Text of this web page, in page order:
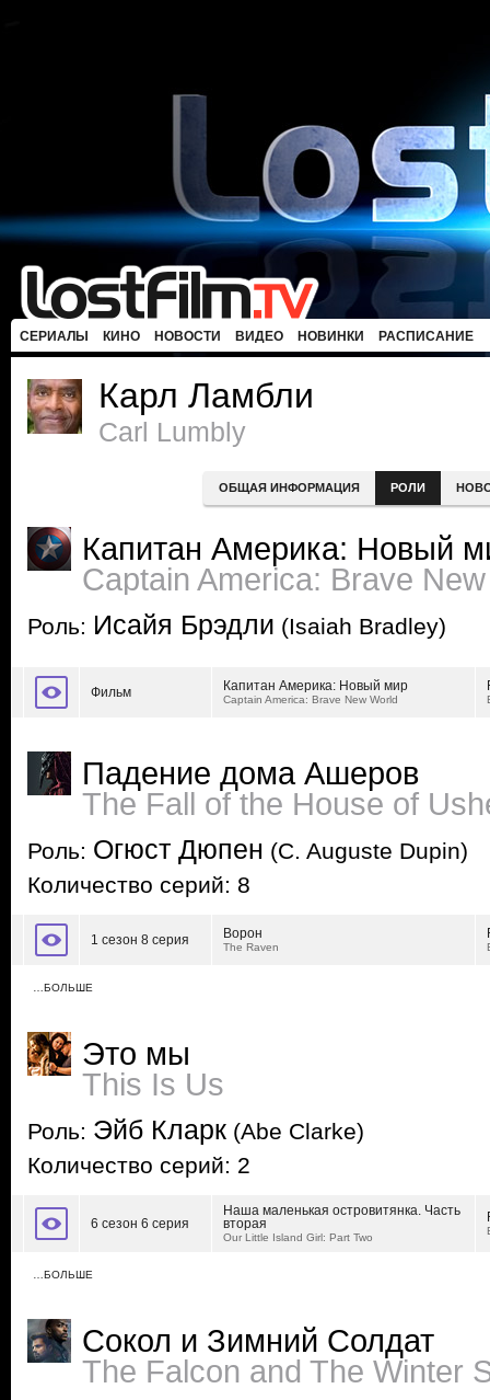
СЕРИАЛЫ КИНО НОВОСТИ ВИДЕО НОВИНКИ РАСПИСАНИЕ
Карл Ламбли
Carl Lumbly
ОБЩАЯ ИНФОРМАЦИЯ РОЛИ
Капитан Америка: Новый
Captain America: Brave
Роль: Исайя Брэдли (Isaiah Bradley)
Фильм Капитан Америка: Новый мир
Captain America: Brave New World
Падение дома Ашеров
The Fall of the House of
Роль: Огюст Дюпен (C. Auguste Dupin)
Количество серий: 8
1 сезон 8 серия Ворон
The Raven
…БОЛЬШЕ
Это мы
This Is Us
Роль: Эйб Кларк (Abe Clarke)
Количество серий: 2
6 сезон 6 серия
Наша маленькая островитянка. Часть
вторая
Our Little Island Girl: Part Two
…БОЛЬШЕ
Сокол и Зимний Солдат
The Falcon and The Winter